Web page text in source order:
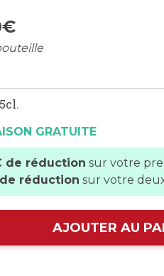
€
GRATUITE
de réduction sur votre
réduction sur votre
AJOUTER AU